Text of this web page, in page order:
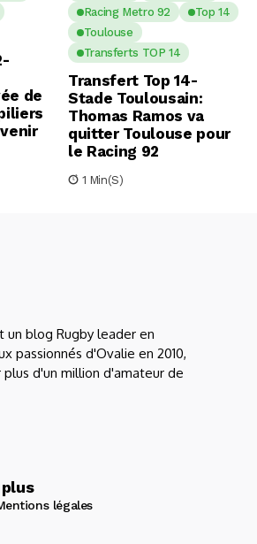
de
Racing Metro 92
Top 14
Toulouse
Transferts TOP 14
Transfert Top 14-
Stade Toulousain:
Thomas Ramos va
quitter Toulouse pour
le Racing 92
1 Min(s)
un blog Rugby leader en
passionnés d'Ovalie en 2010,
d'un million d'amateur de
légales